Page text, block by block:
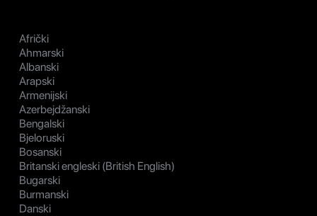
Afrički
Ahmarski
Albanski
Arapski
Armenijski
Azerbejdžanski
Bengalski
Bjeloruski
Bosanski
Britanski engleski (British English)
Bugarski
Burmanski
Danski